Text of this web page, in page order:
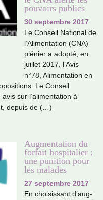
pouvoirs publics
30 septembre 2017
Le Conseil National de
l’Alimentation (CNA)
plé­nier a adopté, en
juillet 2017, l’Avis
n°78, Alimentation en
Le Conseil
sur l’ali­men­ta­tion à
depuis de (…)
Augmentation du
forfait hospitalier :
une punition pour
les malades
27 septembre 2017
En choi­sis­sant d’aug­